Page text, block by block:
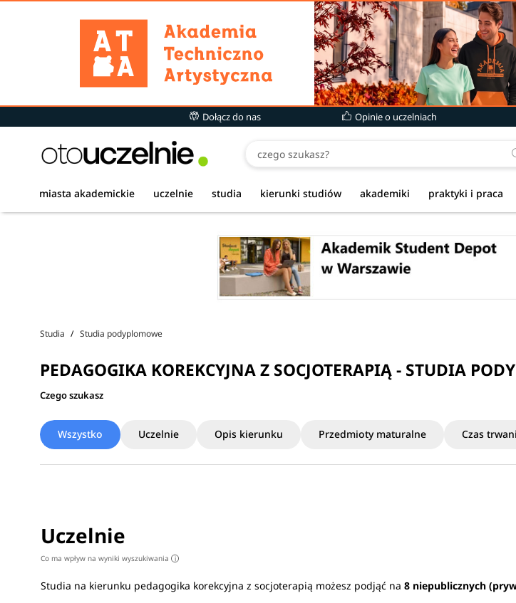
Dołącz do nas Opinie o uczelniach
miasta akademickie uczelnie studia kierunki studiów akademiki praktyki i praca
Studia Studia podyplomowe
PEDAGOGIKA KOREKCYJNA Z SOCJOTERAPIĄ - STUDIA
Czego szukasz
Wszystko Uczelnie Opis kierunku Przedmioty maturalne Czas
Uczelnie
Co ma wpływ na wyniki wyszukiwania i
Studia na kierunku pedagogika korekcyjna z socjoterapią możesz podjąć na8 niepublicznych